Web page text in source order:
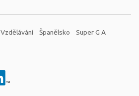
Vzdělávání Španělsko Super G A